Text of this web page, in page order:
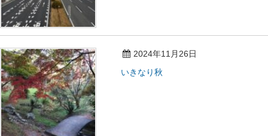
2024年11月26日
いきなり秋